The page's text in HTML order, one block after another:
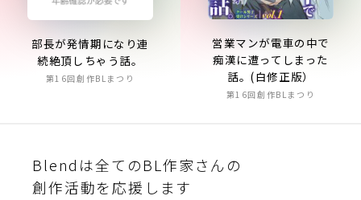
部長が発情期になり連
続絶頂しちゃう話。
第16回創作BLまつり
営業マンが電車の中で
痴漢に遭ってしまった
話。(白修正版）
第16回創作BLまつり
Blendは全てのBL作家さんの
創作活動を応援します